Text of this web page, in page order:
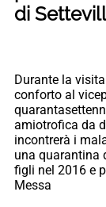
di
Durante la
conforto al
amiotrofica da
incontrerà i
una quarantina
figli nel 2016 e
Messa